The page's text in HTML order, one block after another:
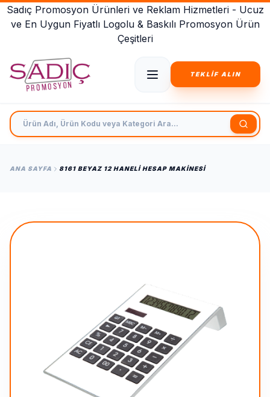
Sadıç Promosyon Ürünleri ve Reklam Hizmetleri - Ucuz
ve En Uygun Fiyatlı Logolu & Baskılı Promosyon Ürün
Çeşitleri
TEKLİF ALIN
Ürün Adı, Ürün Kodu veya Kategori Ara
ANA SAYFA 8161 BEYAZ 12 HANELI HESAP MAKINESI